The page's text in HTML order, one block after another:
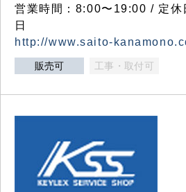
営業時間：8:00〜19:00 / 定休
日
http://www.saito-
販売可 工事・取付可